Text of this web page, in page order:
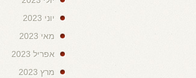
יוני 2023
מאי 2023
אפריל 2023
מרץ 2023